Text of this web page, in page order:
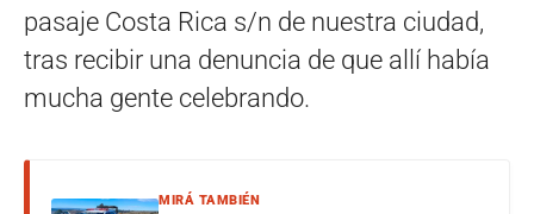
pasaje Costa Rica s/n de nuestra ciudad,
tras recibir una denuncia de que allí había
mucha gente celebrando.
MIRÁ TAMBIÉN